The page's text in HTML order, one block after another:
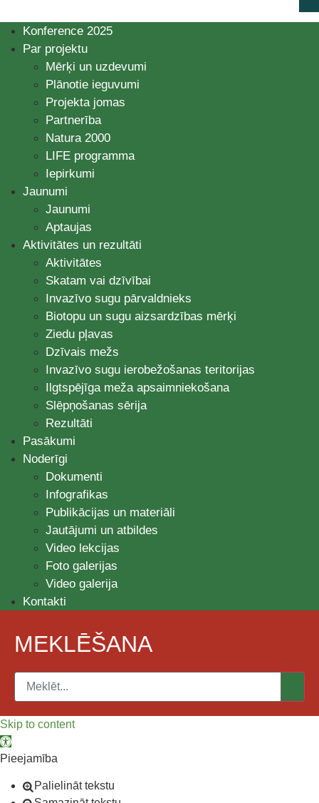
Konference 2025
Par projektu
Mērķi un uzdevumi
Plānotie ieguvumi
Projekta jomas
Partnerība
Natura 2000
LIFE programma
Iepirkumi
Jaunumi
Jaunumi
Aptaujas
Aktivitātes un rezultāti
Aktivitātes
Skatam vai dzīvībai
Invazīvo sugu pārvaldnieks
Biotopu un sugu aizsardzības mērķi
Ziedu pļavas
Dzīvais mežs
Invazīvo sugu ierobežošanas teritorijas
Ilgtspējīga meža apsaimniekošana
Slēpņošanas sērija
Rezultāti
Pasākumi
Noderīgi
Dokumenti
Infografikas
Publikācijas un materiāli
Jautājumi un atbildes
Video lekcijas
Foto galerijas
Video galerija
Kontakti
MEKLĒŠANA
Skip to content
Open toolbar
Pieejamība
Palielināt tekstu